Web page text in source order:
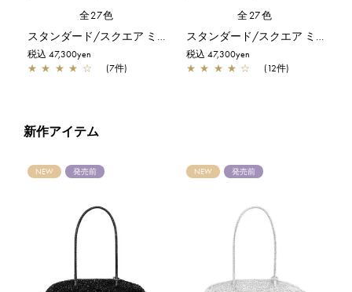
全27色
スタンダード/スクエア ミディアム(Dリング付き)/アプリコット
税込 47,300yen
★ ★ ★ ★ ☆ (7件)
全27色
スタンダード/スクエア ミディアム(Dリング付き)/アメジスト
税込 47,300yen
★ ★ ★ ★ ☆ (12件)
新作アイテム
NEW 発売前 NEW 発売前